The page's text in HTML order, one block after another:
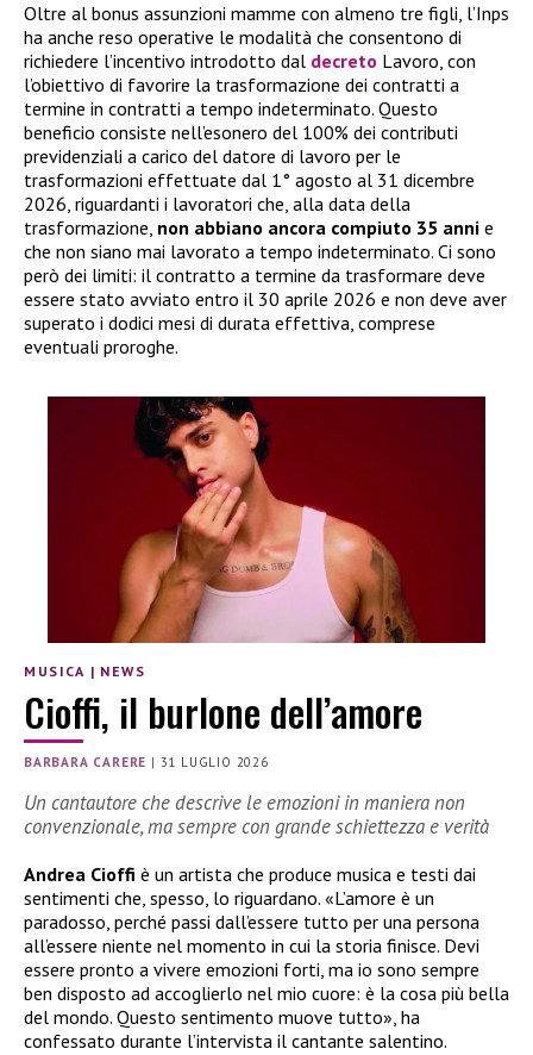
Oltre al bonus assunzioni mamme con almeno tre figli, l’Inps
ha anche reso operative le modalità che consentono di
richiedere l’incentivo introdotto dal decreto Lavoro, con
l’obiettivo di favorire la trasformazione dei contratti a
termine in contratti a tempo indeterminato. Questo
beneficio consiste nell’esonero del 100% dei contributi
previdenziali a carico del datore di lavoro per le
trasformazioni effettuate dal 1° agosto al 31 dicembre
2026, riguardanti i lavoratori che, alla data della
trasformazione, non abbiano ancora compiuto 35 anni e
che non siano mai lavorato a tempo indeterminato. Ci sono
però dei limiti: il contratto a termine da trasformare deve
essere stato avviato entro il 30 aprile 2026 e non deve aver
superato i dodici mesi di durata effettiva, comprese
eventuali proroghe.
MUSICA | NEWS
Cioffi, il burlone dell’amore
BARBARA CARERE | 31 LUGLIO 2026
Un cantautore che descrive le emozioni in maniera non
convenzionale, ma sempre con grande schiettezza e verità
Andrea Cioffi è un artista che produce musica e testi dai
sentimenti che, spesso, lo riguardano. «L’amore è un
paradosso, perché passi dall’essere tutto per una persona
all’essere niente nel momento in cui la storia finisce. Devi
essere pronto a vivere emozioni forti, ma io sono sempre
ben disposto ad accoglierlo nel mio cuore: è la cosa più bella
del mondo. Questo sentimento muove tutto», ha
confessato durante l’intervista il cantante salentino.